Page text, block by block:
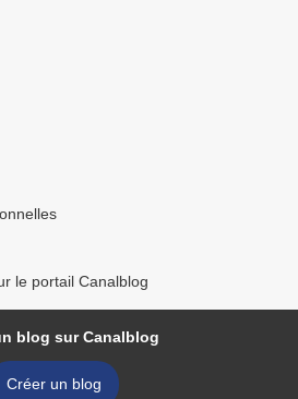
le portail Canalblog
blog sur Canalblog
Créer un blog